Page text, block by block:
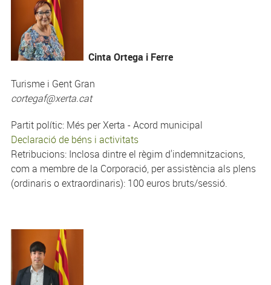
Cinta Ortega i Ferre
Turisme i Gent Gran
cortegaf@xerta.cat
Partit polític: Més per Xerta - Acord municipal
Declaració de béns i activitats
Retribucions: Inclosa dintre el règim d'indemnitzacions,
com a membre de la Corporació, per assistència als plens
(ordinaris o extraordinaris): 100 euros bruts/sessió.